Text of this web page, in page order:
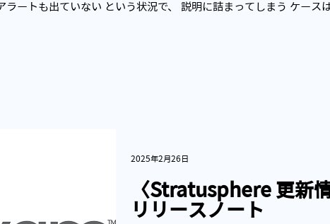
ラートも出ていない という状況で、 説明に詰まってしまう ケース
〈Stratusphere 更新
リリースノート
2025年2月26日